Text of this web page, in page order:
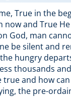
True in the
now and True
God, man
be silent and
hungry
thousands
true and how
the pre-